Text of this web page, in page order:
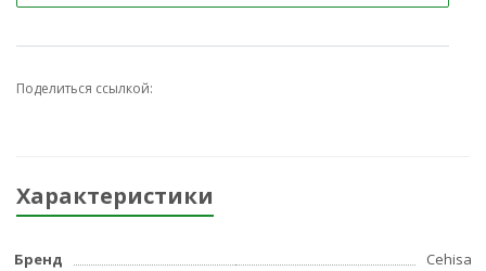
Поделиться ссылкой:
Характеристики
Бренд
Cehisa